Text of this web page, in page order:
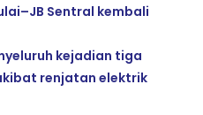
Sentral kembali
kejadian tiga
renjatan elektrik